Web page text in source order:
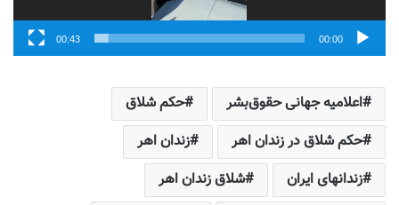
00:00
00:43
اعلامیه جهانی حقوق‌بشر
حکم شلاق
حکم شلاق در زندان اهر
زندان اهر
زندانهای ایران
شلاق زندان اهر